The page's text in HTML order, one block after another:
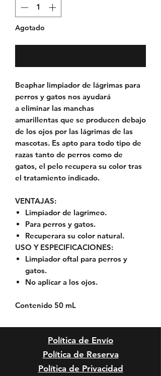
Agotado
Beaphar limpiador de lágrimas para
perros y gatos nos ayudará
a eliminar las manchas
amarillentas que se producen debajo
de los ojos por las lágrimas de las
mascotas. Es apto para todo tipo de
razas tanto de perros como de
gatos, el pelo recupera su color tras
el tratamiento indicado.
VENTAJAS:
Limpiador de lagrimeo.
Para perros y gatos.
Recuperara su color natural.
USO Y ESPECIFICACIONES:
Limpiador oftal para perros y
gatos.
No aplicar a los ojos.
Contenido 50 mL
Política de Envío
Política de Reserva
Política de Privacidad